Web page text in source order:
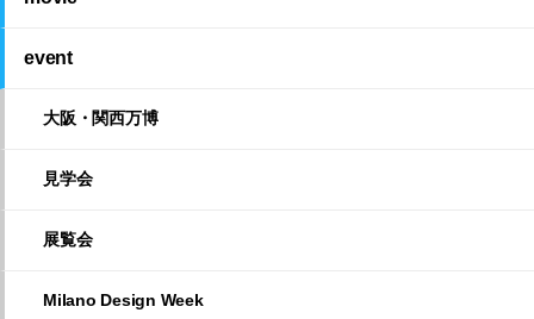
event
大阪・関西万博
見学会
展覧会
Milano Design Week